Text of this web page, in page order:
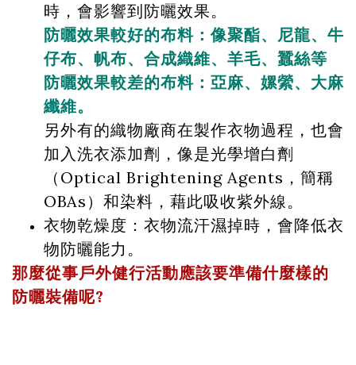
時，會影響到防曬效果。
防曬效果較好的布料：像聚酯、尼龍、牛
仔布、帆布、合成織維、羊毛、蠶絲等
防曬效果較差的布料：亞麻、嫘縈、大麻
纖維。
另外有的織物廠商在製作衣物過程，也會
加入洗衣添加劑，像是光學增白劑
（Optical Brightening Agents，簡稱
OBAs）和染料，藉此吸收紫外線。
衣物乾燥度：衣物流汗濕掉時，會降低衣
物防曬能力。
那麼從事戶外健行活動應該要準備什麼樣的
防曬裝備呢?